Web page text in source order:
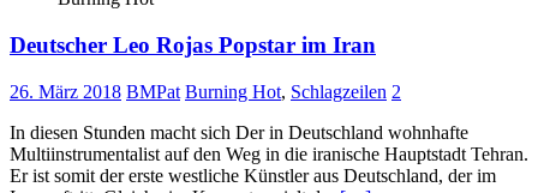
Deutscher Leo Rojas Popstar im Iran
26. März 2018 BMPat Burning Hot, Schlagzeilen 2
In diesen Stunden macht sich Der in Deutschland wohnhafte
Multiinstrumentalist auf den Weg in die iranische Hauptstadt Tehran.
Er ist somit der erste westliche Künstler aus Deutschland, der im